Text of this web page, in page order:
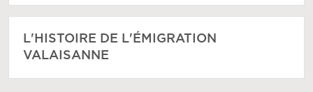
L'HISTOIRE DE L'ÉMIGRATION
VALAISANNE